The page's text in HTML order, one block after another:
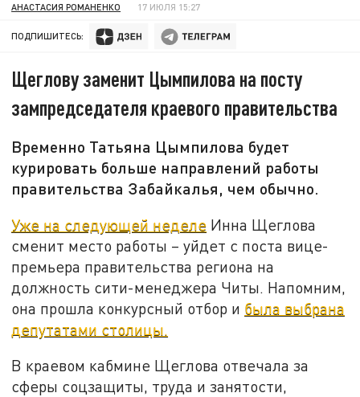
АНАСТАСИЯ РОМАНЕНКО 17 ИЮЛЯ 15:27
ПОДПИШИТЕСЬ:
Щеглову заменит Цымпилова на посту
зампредседателя краевого правительства
Временно Татьяна Цымпилова будет
курировать больше направлений работы
правительства Забайкалья, чем обычно.
Уже на следующей неделе Инна Щеглова
сменит место работы – уйдет с поста вице-
премьера правительства региона на
должность сити-менеджера Читы. Напомним,
она прошла конкурсный отбор и была выбрана
депутатами столицы.
В краевом кабмине Щеглова отвечала за
сферы соцзащиты, труда и занятости,